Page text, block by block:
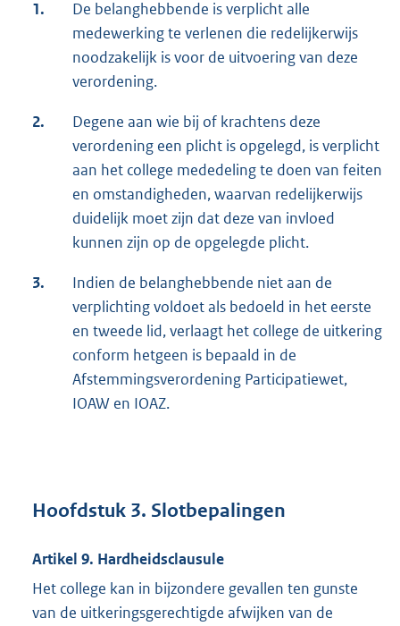
1.
De belanghebbende is verplicht alle
medewerking te verlenen die redelijkerwijs
noodzakelijk is voor de uitvoering van deze
verordening.
2.
Degene aan wie bij of krachtens deze
verordening een plicht is opgelegd, is verplicht
aan het college mededeling te doen van feiten
en omstandigheden, waarvan redelijkerwijs
duidelijk moet zijn dat deze van invloed
kunnen zijn op de opgelegde plicht.
3.
Indien de belanghebbende niet aan de
verplichting voldoet als bedoeld in het eerste
en tweede lid, verlaagt het college de uitkering
conform hetgeen is bepaald in de
Afstemmingsverordening Participatiewet,
IOAW en IOAZ.
Hoofdstuk 3. Slotbepalingen
Artikel 9. Hardheidsclausule
Het college kan in bijzondere gevallen ten gunste
van de uitkeringsgerechtigde afwijken van de